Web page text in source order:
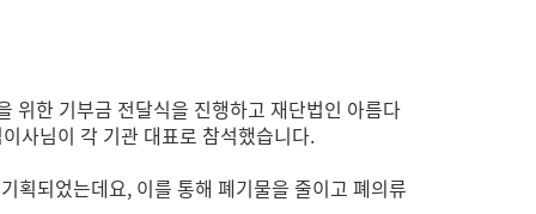
위한 기부금 전달식을 진행하고 재단법인 아름다
사님이 각 기관 대표로 참석했습니다.
획되었는데요, 이를 통해 폐기물을 줄이고 폐의류